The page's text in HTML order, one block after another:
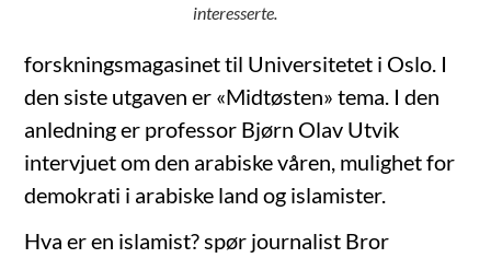
interesserte.
forskningsmagasinet til Universitetet i Oslo. I
den siste utgaven er «Midtøsten» tema. I den
anledning er professor Bjørn Olav Utvik
intervjuet om den arabiske våren, mulighet for
demokrati i arabiske land og islamister.
Hva er en islamist? spør journalist Bror